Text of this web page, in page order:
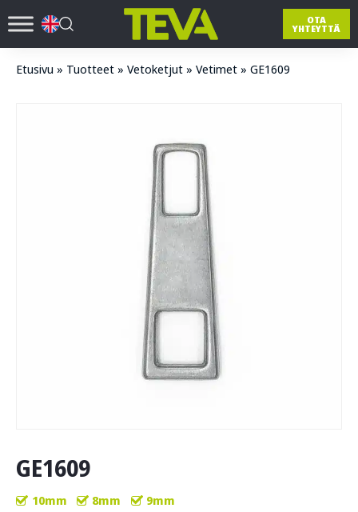
OTA
YHTEYTTÄ
Etusivu » Tuotteet » Vetoketjut » Vetimet » GE1609
GE1609
10mm 8mm 9mm